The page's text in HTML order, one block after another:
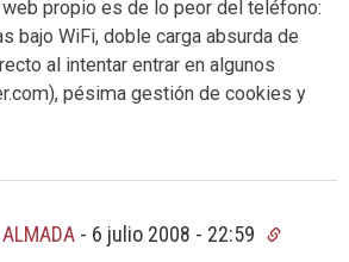
propio es de lo peor del teléfono:
bajo WiFi, doble carga absurda de
al intentar entrar en algunos
pésima gestión de cookies y
ALMADA - 6 julio 2008 - 22:59